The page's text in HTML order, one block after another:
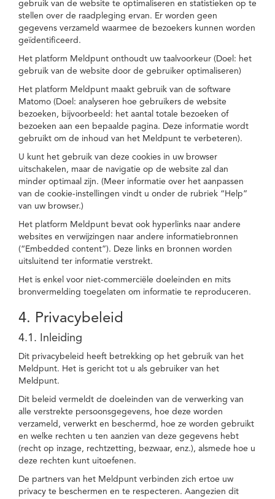
gebruik van de website te optimaliseren en statistieken op te
stellen over de raadpleging ervan. Er worden geen
gegevens verzameld waarmee de bezoekers kunnen worden
geïdentificeerd.
Het platform Meldpunt onthoudt uw taalvoorkeur (Doel: het
gebruik van de website door de gebruiker optimaliseren)
Het platform Meldpunt maakt gebruik van de software
Matomo (Doel: analyseren hoe gebruikers de website
bezoeken, bijvoorbeeld: het aantal totale bezoeken of
bezoeken aan een bepaalde pagina. Deze informatie wordt
gebruikt om de inhoud van het Meldpunt te verbeteren).
U kunt het gebruik van deze cookies in uw browser
uitschakelen, maar de navigatie op de website zal dan
minder optimaal zijn. (Meer informatie over het aanpassen
van de cookie-instellingen vindt u onder de rubriek “Help”
van uw browser.)
Het platform Meldpunt bevat ook hyperlinks naar andere
websites en verwijzingen naar andere informatiebronnen
(“Embedded content”). Deze links en bronnen worden
uitsluitend ter informatie verstrekt.
Het is enkel voor niet-commerciële doeleinden en mits
bronvermelding toegelaten om informatie te reproduceren.
4. Privacybeleid
4.1. Inleiding
Dit privacybeleid heeft betrekking op het gebruik van het
Meldpunt. Het is gericht tot u als gebruiker van het
Meldpunt.
Dit beleid vermeldt de doeleinden van de verwerking van
alle verstrekte persoonsgegevens, hoe deze worden
verzameld, verwerkt en beschermd, hoe ze worden gebruikt
en welke rechten u ten aanzien van deze gegevens hebt
(recht op inzage, rechtzetting, bezwaar, enz.), alsmede hoe u
deze rechten kunt uitoefenen.
De partners van het Meldpunt verbinden zich ertoe uw
privacy te beschermen en te respecteren. Aangezien dit